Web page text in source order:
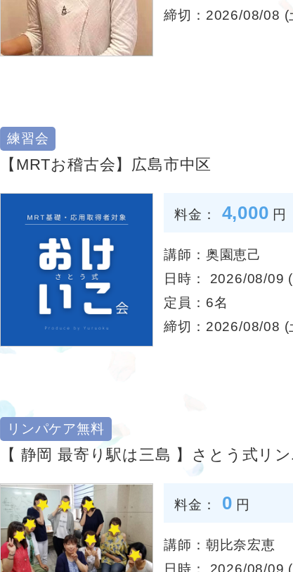
締切：2026/08/08 (
練習会
【MRTお稽古会】広島市中区
料金： 4,000 円
講師：奥園恵己
日時： 2026/08/09
定員：6名
締切：2026/08/08 (
リンパケア無料
【 静岡 最寄り駅は三島 】さとう式リ
料金： 0 円
講師：朝比奈宏恵
日時： 2026/08/09